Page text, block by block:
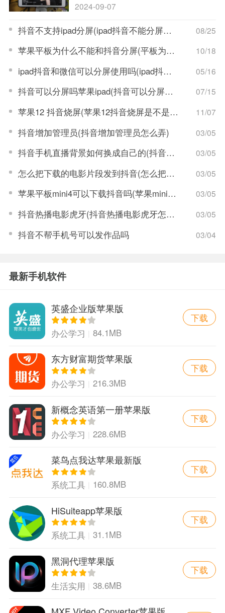
2024-09-07
抖音不支持ipad分屏(ipad抖音不能分屏使用) 08/25
苹果平板为什么不能和抖音分屏(平板为什么不能刷抖音) 10/18
ipad抖音和微信可以分屏使用吗(ipad抖音和微信可以分屏使用吗怎么弄) 05/16
抖音可以分屏吗苹果ipad(抖音可以分屏吗苹果) 07/15
苹果12 抖音烧屏(苹果12抖音烧屏是不是不能刷抖音了) 11/07
抖音增加管理员(抖音增加管理员怎么弄) 03/05
抖音手机直播背景如何换成自己的(抖音手机直播手游) 03/05
怎么把下载的电影片段发到抖音(怎么把下载的电影片段发到抖音上) 03/05
苹果平板mini4可以下载抖音吗(苹果mini4平板多少钱) 03/05
抖音热播电影虎牙(抖音热播电影虎牙怎么看) 03/05
抖音不帮手机号可以发作品吗 03/04
最新手机软件
英盛企业版苹果版
办公学习 84.1MB
下载
东方财富期货苹果版
办公学习 216.3MB
下载
新概念英语第一册苹果版
办公学习 228.6MB
下载
菜鸟点我达苹果最新版
系统工具 160.8MB
下载
HiSuiteapp苹果版
系统工具 31.1MB
下载
黑洞代理苹果版
生活实用 38.6MB
下载